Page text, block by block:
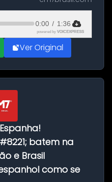
Espanha, em
de Salamanca,
0:00 / 1:36
powered by VOICEXPRESS
Ver Original
batem na
e Brasil
como se